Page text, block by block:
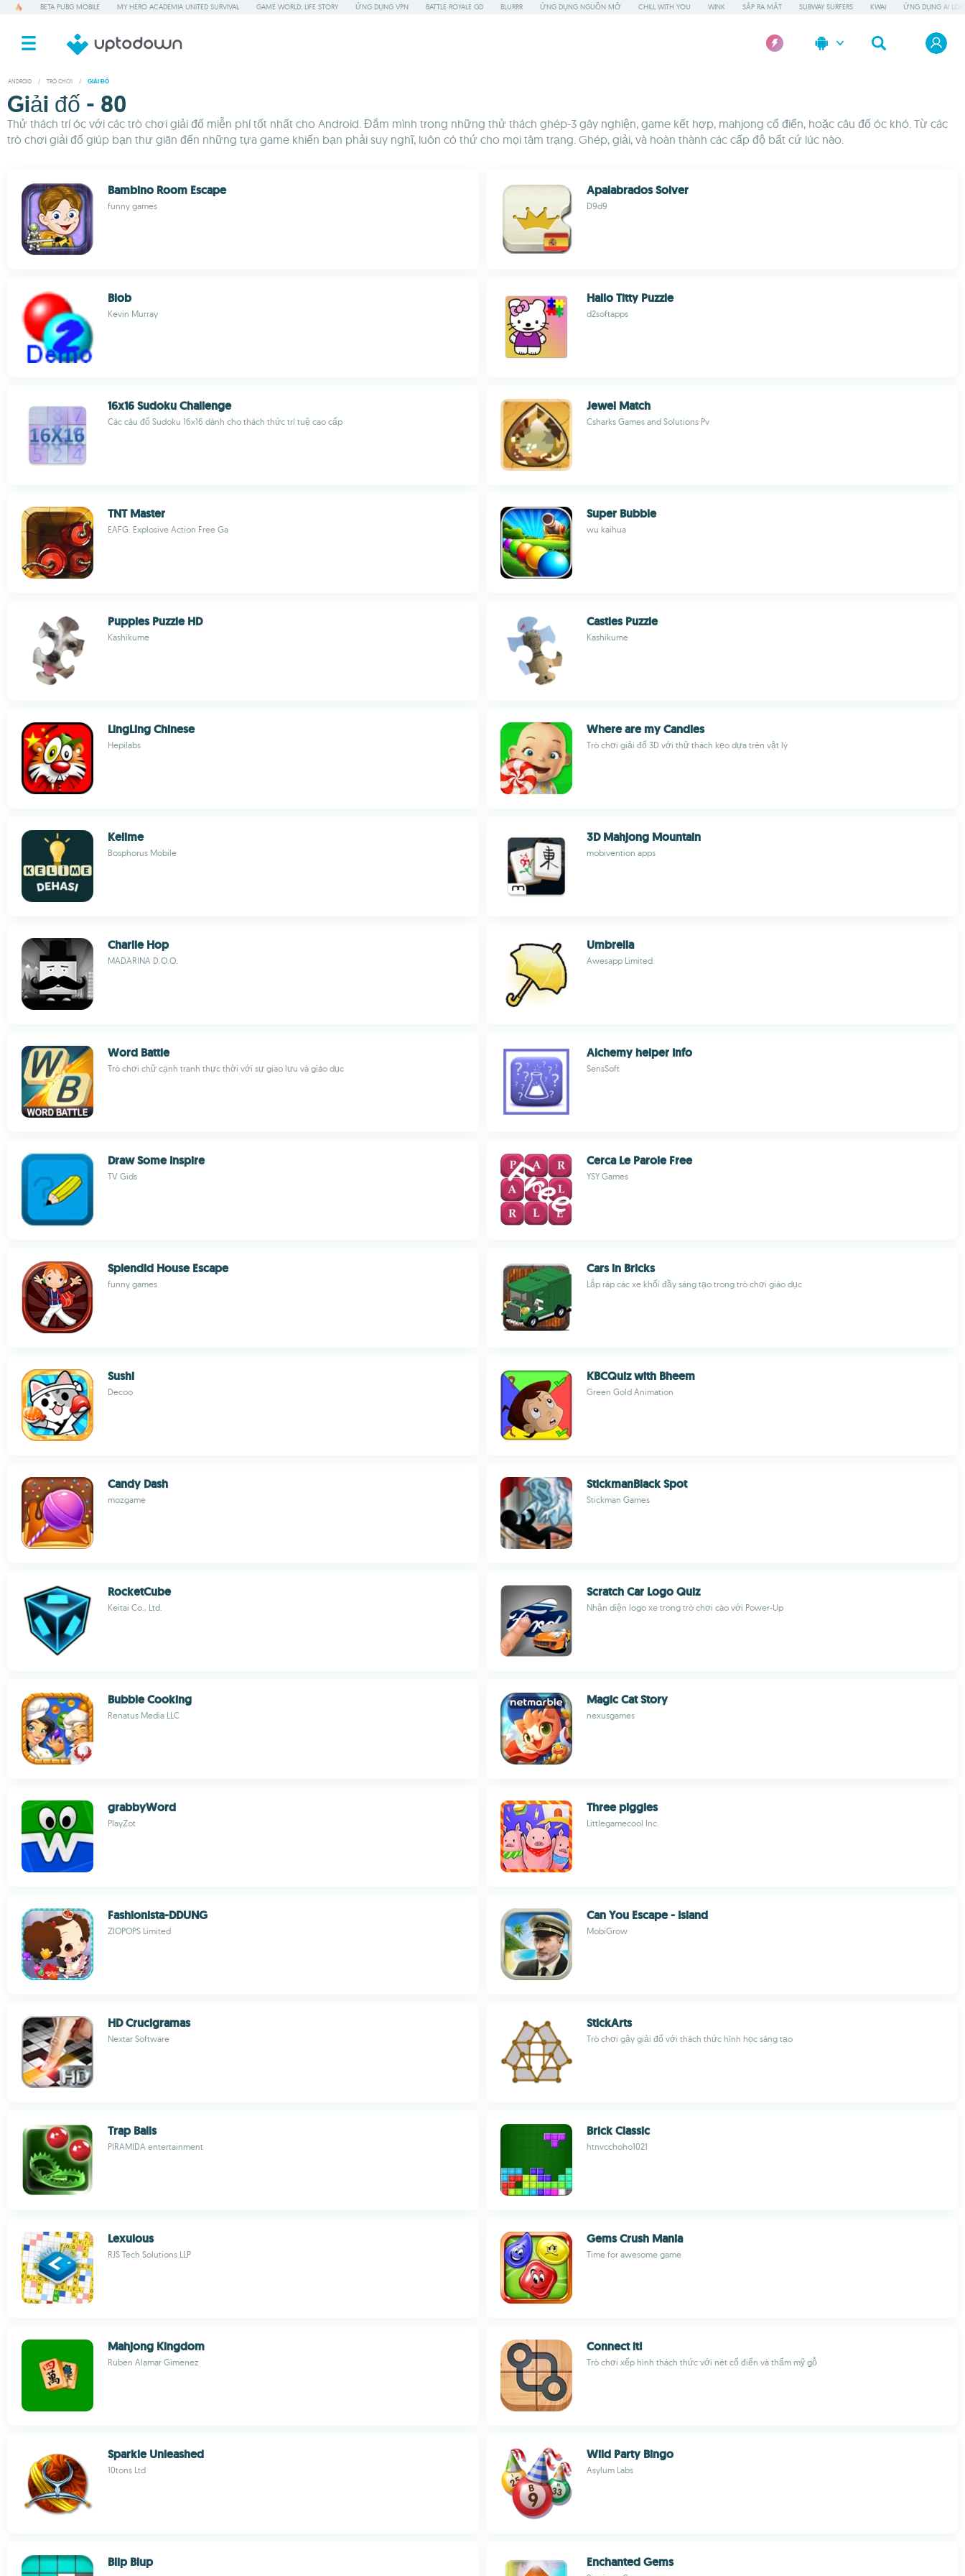
BETA PUBG MOBILE MY HERO ACADEMIA UNITED SURVIVAL GAME WORLD: LIFE STORY ỨNG DỤNG VPN BATTLE ROYALE GD BLURRR ỨNG DỤNG NGUỒN MỞ CHILL WITH YOU WINK SẮP RA MẮT SUBWAY SURFERS KWAI ỨNG DỤNG AI
ANDROID / TRÒ CHƠI / GIẢI ĐỐ
Giải đố - 80
Thử thách trí óc với các trò chơi giải đố miễn phí tốt nhất cho Android. Đắm mình trong những thử thách ghép-3 gây nghiện, game kết hợp, mahjong cổ điển, hoặc câu đố óc khó. Từ các
trò chơi giải đố giúp bạn thư giãn đến những tựa game khiến bạn phải suy nghĩ, luôn có thứ cho mọi tâm trạng. Ghép, giải, và hoàn thành các cấp độ bất cứ lúc nào.
Bambino Room Escape
funny games
Apalabrados Solver
D9d9
Blob
Kevin Murray
Hallo Titty Puzzle
d2softapps
16x16 Sudoku Challenge
Các câu đố Sudoku 16x16 dành cho thách thức trí tuệ cao cấp
Jewel Match
Csharks Games and Solutions Pv
TNT Master
EAFG. Explosive Action Free Ga
Super Bubble
wu kaihua
Puppies Puzzle HD
Kashikume
Castles Puzzle
Kashikume
LingLing Chinese
Hepilabs
Where are my Candies
Trò chơi giải đố 3D với thử thách kẹo dựa trên vật lý
Kelime
Bosphorus Mobile
3D Mahjong Mountain
mobivention apps
Charlie Hop
MADARINA D.O.O.
Umbrella
Awesapp Limited
Word Battle
Trò chơi chữ cạnh tranh thực thời với sự giao lưu và giáo dục
Alchemy helper Info
SensSoft
Draw Some Inspire
TV Gids
Cerca Le Parole Free
YSY Games
Splendid House Escape
funny games
Cars in Bricks
Lắp ráp các xe khối đầy sáng tạo trong trò chơi giáo dục
Sushi
Decoo
KBCQuiz with Bheem
Green Gold Animation
Candy Dash
mozgame
StickmanBlack Spot
Stickman Games
RocketCube
Keitai Co., Ltd.
Scratch Car Logo Quiz
Nhận diện logo xe trong trò chơi cào với Power-Up
Bubble Cooking
Renatus Media LLC
Magic Cat Story
nexusgames
grabbyWord
PlayZot
Three piggies
Littlegamecool Inc.
Fashionista-DDUNG
ZIOPOPS Limited
Can You Escape - Island
MobiGrow
HD Crucigramas
Nextar Software
StickArts
Trò chơi gậy giải đố với thách thức hình học sáng tạo
Trap Balls
PIRAMIDA entertainment
Brick Classic
htnvcchoho1021
Lexulous
RJS Tech Solutions LLP
Gems Crush Mania
Time for awesome game
Mahjong Kingdom
Ruben Alamar Gimenez
Connect it!
Trò chơi xếp hình thách thức với nét cổ điển và thẩm mỹ gỗ
Sparkle Unleashed
10tons Ltd
Wild Party Bingo
Asylum Labs
Blip Blup Enchanted Gems